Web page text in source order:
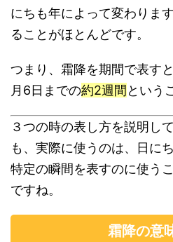
にちも年によって変わりま
ることがほとんどです。
つまり、霜降を期間で表す
月6日までの約2週間という
３つの時の表し方を説明し
も、実際に使うのは、日に
特定の瞬間を表すのに使う
ですね。
霜降の意